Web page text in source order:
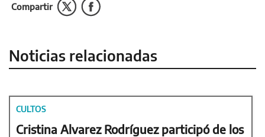
Compartir
Noticias relacionadas
CULTOS
Cristina Alvarez Rodríguez participó de los